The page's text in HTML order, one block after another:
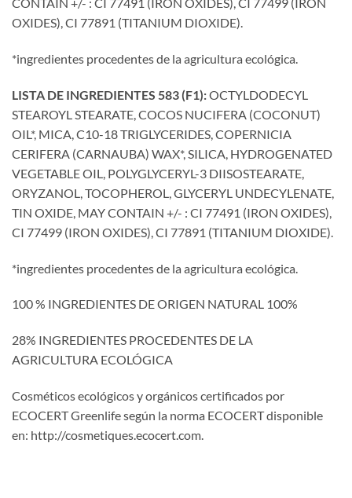
OXIDES), CI 77891 (TITANIUM DIOXIDE).
*ingredientes procedentes de la agricultura ecológica.
LISTA DE INGREDIENTES 583 (F1):OCTYLDODECYL
STEAROYL STEARATE, COCOS NUCIFERA (COCONUT)
OIL*, MICA, C10-18 TRIGLYCERIDES, COPERNICIA
CERIFERA (CARNAUBA) WAX*, SILICA, HYDROGENATED
VEGETABLE OIL, POLYGLYCERYL-3 DIISOSTEARATE,
ORYZANOL, TOCOPHEROL, GLYCERYL UNDECYLENATE,
TIN OXIDE, MAY CONTAIN +/- : CI 77491 (IRON OXIDES),
CI 77499 (IRON OXIDES), CI 77891 (TITANIUM DIOXIDE).
*ingredientes procedentes de la agricultura ecológica.
100 % INGREDIENTES DE ORIGEN NATURAL 100%
28% INGREDIENTES PROCEDENTES DE LA
AGRICULTURA ECOLÓGICA
Cosméticos ecológicos y orgánicos certificados por
ECOCERT Greenlife según la norma ECOCERT disponible
en: http://cosmetiques.ecocert.com.